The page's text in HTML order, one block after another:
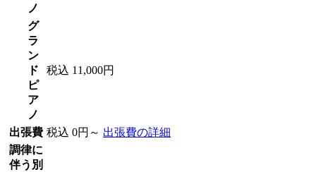
ノ
グ
ラ
ン
ド
ピ
ア
ノ
税込 11,000円
出張費 税込 0円～ 出張費の詳細
調律に
伴う別